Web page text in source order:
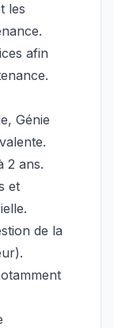
les
afin
Génie
2 ans.
et
de la